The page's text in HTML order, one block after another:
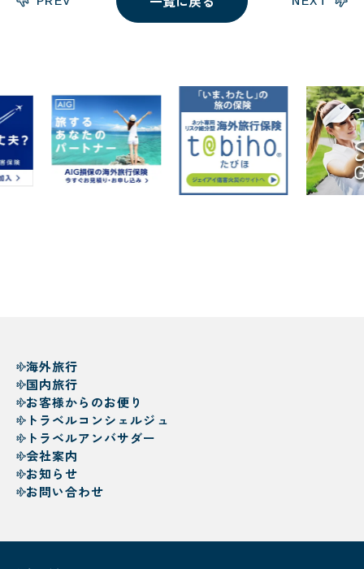
海外旅行
国内旅行
お客様からのお便り
トラベルコンシェルジュ
トラベルアンバサダー
会社案内
お知らせ
お問い合わせ